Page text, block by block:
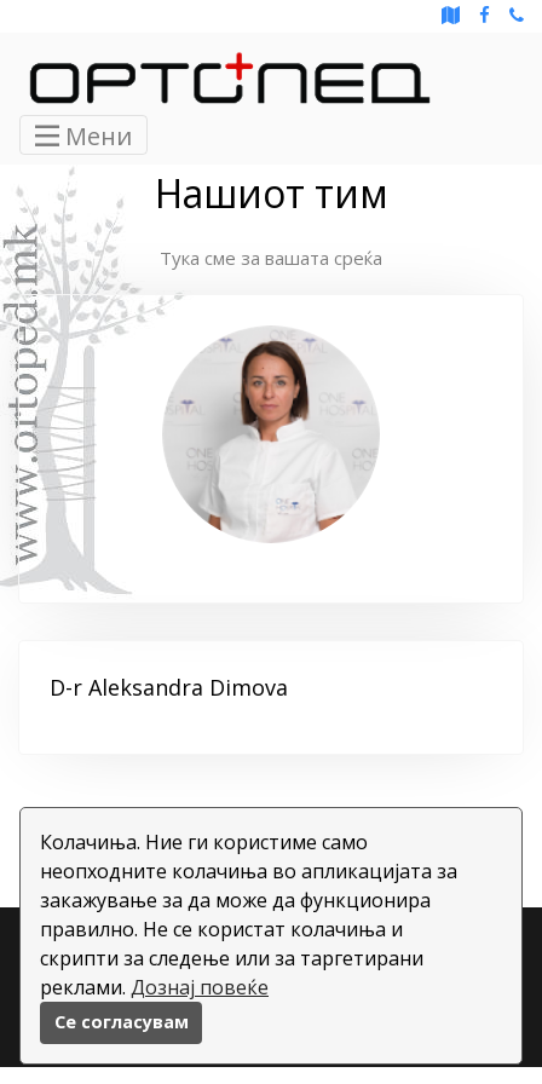
Колачиња. Ние ги користиме само
неопходните колачиња во апликацијата за
закажување за да може да функционира
правилно. Не се користат колачиња и
скрипти за следење или за таргетирани
реклами. Дознај повеќе
Се согласувам
Мени
Нашиот тим
Тука сме за вашата среќа
D-r Aleksandra Dimova
Copyright © 2026 All rights reserved | This template is
made with
byColorlib
| Овозможено од
BookWisely.com